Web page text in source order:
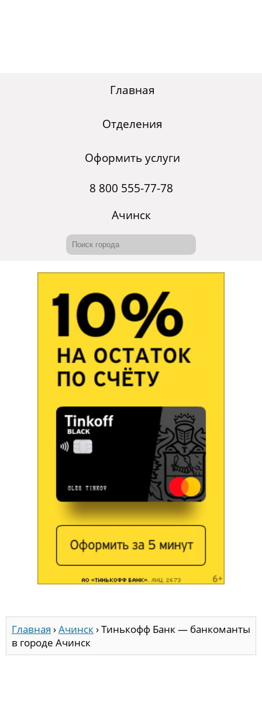
Главная
Отделения
Оформить услуги
8 800 555-77-78
Ачинск
Главная ›Ачинск›Тинькофф Банк — банкоманты
в городе Ачинск